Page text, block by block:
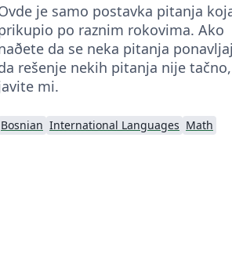
je samo postavka pitanja
po raznim rokovima. Ako
da se neka pitanja
rešenje nekih pitanja nije tačno,
mi.
Bosnian International Languages Math